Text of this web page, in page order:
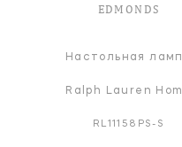
EDMONDS
Настольная
Ralph Lauren
RL11158PS-S